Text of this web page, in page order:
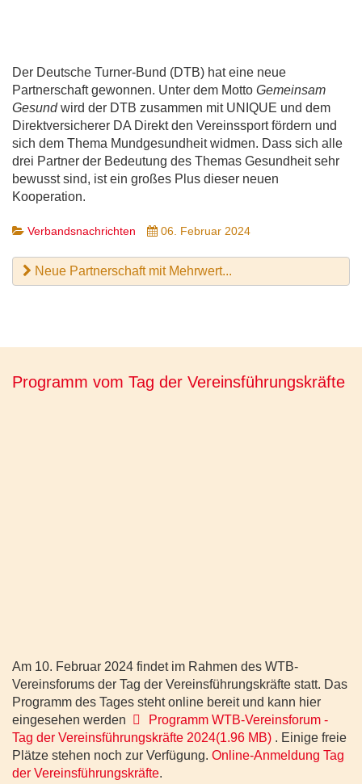
Der Deutsche Turner-Bund (DTB) hat eine neue
Partnerschaft gewonnen. Unter dem Motto Gemeinsam
Gesund wird der DTB zusammen mit UNIQUE und dem
Direktversicherer DA Direkt den Vereinssport fördern und
sich dem Thema Mundgesundheit widmen. Dass sich alle
drei Partner der Bedeutung des Themas Gesundheit sehr
bewusst sind, ist ein großes Plus dieser neuen
Kooperation.
Verbandsnachrichten 06. Februar 2024
Neue Partnerschaft mit Mehrwert...
Programm vom Tag der Vereinsführungskräfte
Am 10. Februar 2024 findet im Rahmen des WTB-
Vereinsforums der Tag der Vereinsführungskräfte statt. Das
Programm des Tages steht online bereit und kann hier
eingesehen werden
pdf
Programm WTB-Vereinsforum -
Tag der Vereinsführungskräfte 2024(1.96 MB) . Einige freie
Plätze stehen noch zur Verfügung. Online-Anmeldung Tag
der Vereinsführungskräfte.